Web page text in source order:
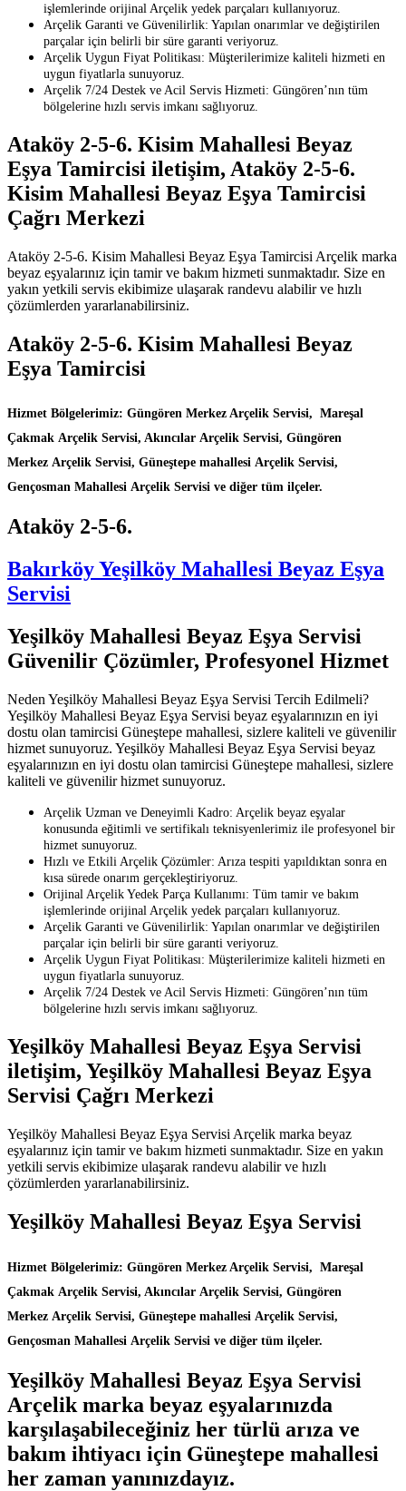
işlemlerinde orijinal Arçelik yedek parçaları kullanıyoruz.
Arçelik Garanti ve Güvenilirlik: Yapılan onarımlar ve değiştirilen
parçalar için belirli bir süre garanti veriyoruz.
Arçelik Uygun Fiyat Politikası: Müşterilerimize kaliteli hizmeti en
uygun fiyatlarla sunuyoruz.
Arçelik 7/24 Destek ve Acil Servis Hizmeti: Güngören’nın tüm
bölgelerine hızlı servis imkanı sağlıyoruz.
Ataköy 2-5-6. Kisim Mahallesi Beyaz
Eşya Tamircisi iletişim, Ataköy 2-5-6.
Kisim Mahallesi Beyaz Eşya Tamircisi
Çağrı Merkezi
Ataköy 2-5-6. Kisim Mahallesi Beyaz Eşya Tamircisi Arçelik marka
beyaz eşyalarınız için tamir ve bakım hizmeti sunmaktadır. Size en
yakın yetkili servis ekibimize ulaşarak randevu alabilir ve hızlı
çözümlerden yararlanabilirsiniz.
Ataköy 2-5-6. Kisim Mahallesi Beyaz
Eşya Tamircisi
Hizmet Bölgelerimiz: Güngören Merkez Arçelik Servisi, Mareşal
Çakmak Arçelik Servisi, Akıncılar Arçelik Servisi, Güngören
Merkez Arçelik Servisi, Güneştepe mahallesi Arçelik Servisi,
Gençosman Mahallesi Arçelik Servisi ve diğer tüm ilçeler.
Ataköy 2-5-6.
Bakırköy Yeşilköy Mahallesi Beyaz Eşya
Servisi
Yeşilköy Mahallesi Beyaz Eşya Servisi
Güvenilir Çözümler, Profesyonel Hizmet
Neden Yeşilköy Mahallesi Beyaz Eşya Servisi Tercih Edilmeli?
Yeşilköy Mahallesi Beyaz Eşya Servisi beyaz eşyalarınızın en iyi
dostu olan tamircisi Güneştepe mahallesi, sizlere kaliteli ve güvenilir
hizmet sunuyoruz. Yeşilköy Mahallesi Beyaz Eşya Servisi beyaz
eşyalarınızın en iyi dostu olan tamircisi Güneştepe mahallesi, sizlere
kaliteli ve güvenilir hizmet sunuyoruz.
Arçelik Uzman ve Deneyimli Kadro: Arçelik beyaz eşyalar
konusunda eğitimli ve sertifikalı teknisyenlerimiz ile profesyonel bir
hizmet sunuyoruz.
Hızlı ve Etkili Arçelik Çözümler: Arıza tespiti yapıldıktan sonra en
kısa sürede onarım gerçekleştiriyoruz.
Orijinal Arçelik Yedek Parça Kullanımı: Tüm tamir ve bakım
işlemlerinde orijinal Arçelik yedek parçaları kullanıyoruz.
Arçelik Garanti ve Güvenilirlik: Yapılan onarımlar ve değiştirilen
parçalar için belirli bir süre garanti veriyoruz.
Arçelik Uygun Fiyat Politikası: Müşterilerimize kaliteli hizmeti en
uygun fiyatlarla sunuyoruz.
Arçelik 7/24 Destek ve Acil Servis Hizmeti: Güngören’nın tüm
bölgelerine hızlı servis imkanı sağlıyoruz.
Yeşilköy Mahallesi Beyaz Eşya Servisi
iletişim, Yeşilköy Mahallesi Beyaz Eşya
Servisi Çağrı Merkezi
Yeşilköy Mahallesi Beyaz Eşya Servisi Arçelik marka beyaz
eşyalarınız için tamir ve bakım hizmeti sunmaktadır. Size en yakın
yetkili servis ekibimize ulaşarak randevu alabilir ve hızlı
çözümlerden yararlanabilirsiniz.
Yeşilköy Mahallesi Beyaz Eşya Servisi
Hizmet Bölgelerimiz: Güngören Merkez Arçelik Servisi, Mareşal
Çakmak Arçelik Servisi, Akıncılar Arçelik Servisi, Güngören
Merkez Arçelik Servisi, Güneştepe mahallesi Arçelik Servisi,
Gençosman Mahallesi Arçelik Servisi ve diğer tüm ilçeler.
Yeşilköy Mahallesi Beyaz Eşya Servisi
Arçelik marka beyaz eşyalarınızda
karşılaşabileceğiniz her türlü arıza ve
bakım ihtiyacı için Güneştepe mahallesi
her zaman yanınızdayız.